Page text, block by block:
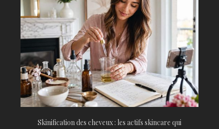
Skinification des cheveux : les actifs skincare qui